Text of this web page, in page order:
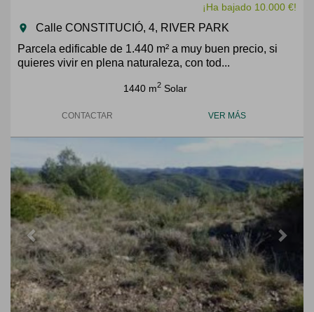
¡Ha bajado 10.000 €!
room
Calle CONSTITUCIÓ, 4, RIVER PARK
Parcela edificable de 1.440 m² a muy buen precio, si
quieres vivir en plena naturaleza, con tod...
1440 m2 Solar
CONTACTAR VER MÁS
Previous